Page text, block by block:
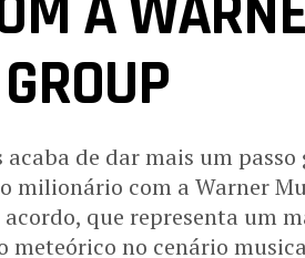
GROUP
de dar mais um passo
milionário com a Warner
que representa um
meteórico no cenário